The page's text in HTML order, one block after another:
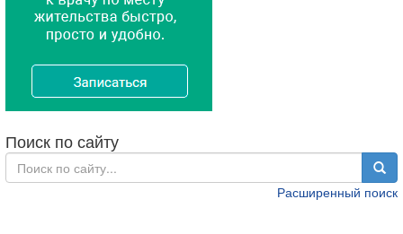
Поиск по сайту
Расширенный поиск